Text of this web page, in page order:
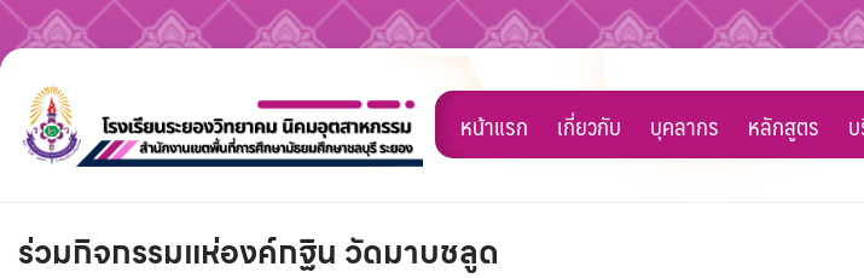
Skip
content
หน้าแรก เกี่ยวกับ บุคลากร หลักสูตร
ร่วมกิจกรรมแห่องค์กฐิน วัดมาบชลูด